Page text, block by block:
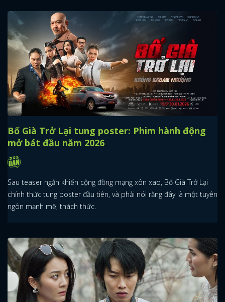
Bố Già Trở Lại tung poster: Phim hành động
mở bát đầu năm 2026
Sau teaser ngắn khiến cộng đồng mạng xôn xao, Bố Già Trở Lại
chính thức tung poster đầu tiên, và phải nói rằng đây là một tuyên
ngôn mạnh mẽ, thách thức.